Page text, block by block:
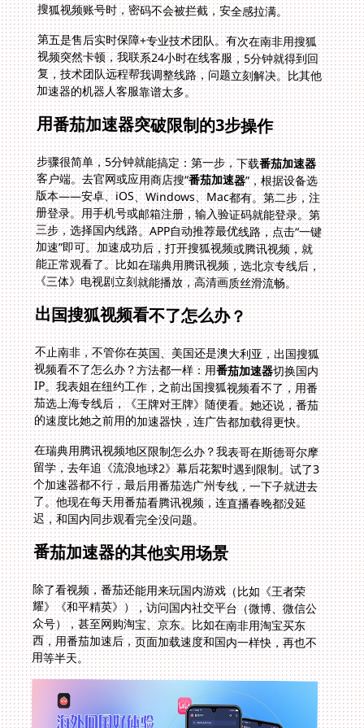
搜狐视频账号时，密码不会被拦截，安全感拉满。
第五是售后实时保障+专业技术团队。有次在南非用搜狐
视频突然卡顿，我联系24小时在线客服，5分钟就得到回
复，技术团队远程帮我调整线路，问题立刻解决。比其他
加速器的机器人客服靠谱太多。
用番茄加速器突破限制的3步操作
步骤很简单，5分钟就能搞定：第一步，下载番茄加速器
客户端。去官网或应用商店搜“番茄加速器”，根据设备选
版本——安卓、iOS、Windows、Mac都有。第二步，注
册登录。用手机号或邮箱注册，输入验证码就能登录。第
三步，选择国内线路。APP自动推荐最优线路，点击“一键
加速”即可。加速成功后，打开搜狐视频或腾讯视频，就
能正常观看了。比如在瑞典用腾讯视频，选北京专线后，
《三体》电视剧立刻就能播放，高清画质丝滑流畅。
出国搜狐视频看不了怎么办？
不止南非，不管你在英国、美国还是澳大利亚，出国搜狐
视频看不了怎么办？方法都一样：用番茄加速器切换国内
IP。我表姐在纽约工作，之前出国搜狐视频看不了，用番
茄选上海专线后，《王牌对王牌》随便看。她还说，番茄
的速度比她之前用的加速器快，连广告都加载得更快。
在瑞典用腾讯视频地区限制怎么办？我表哥在斯德哥尔摩
留学，去年追《流浪地球2》幕后花絮时遇到限制。试了3
个加速器都不行，最后用番茄选广州专线，一下子就进去
了。他现在每天用番茄看腾讯视频，连直播春晚都没延
迟，和国内同步观看完全没问题。
番茄加速器的其他实用场景
除了看视频，番茄还能用来玩国内游戏（比如《王者荣
耀》《和平精英》），访问国内社交平台（微博、微信公
众号），甚至网购淘宝、京东。比如在南非用淘宝买东
西，用番茄加速后，页面加载速度和国内一样快，再也不
用等半天。